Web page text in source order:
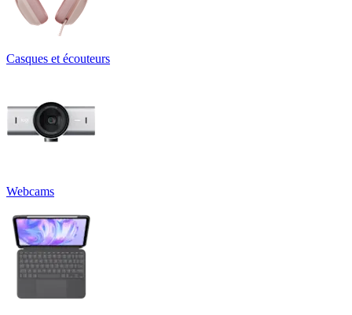
Casques et écouteurs
Webcams